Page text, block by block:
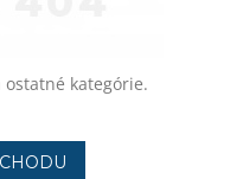
kategórie.